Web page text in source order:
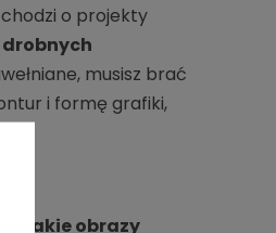
o projekty
musisz brać
i formę grafiki,
jakie obrazy